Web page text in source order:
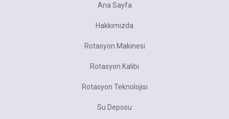
Ana Sayfa
Hakkımızda
Rotasyon Makinesi
Rotasyon Kalıbı
Rotasyon Teknolojisi
Su Deposu